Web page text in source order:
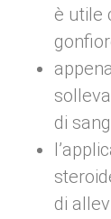
è utile
di
di